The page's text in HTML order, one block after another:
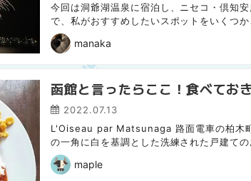
今回は洞爺湖温泉に宿泊し、ニセコ・倶知
で、私がおすすめしたいスポットをいくつ
洞爺湖では2022年4月28(木)～10/31(月)
manaka
函館と言ったらここ！食べてお
2022.07.13
L'Oiseau par Matsunaga 路面電車の柏木
の一角に白を基調とした洗練された戸建て
海道版にて一つ星に輝いた函館屈指のフ
maple